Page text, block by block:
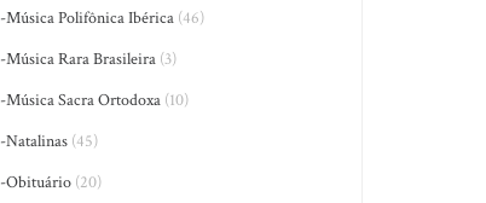
-Música Polifônica Ibérica (46)
-Música Rara Brasileira (3)
-Música Sacra Ortodoxa (10)
-Natalinas (45)
-Obituário (20)